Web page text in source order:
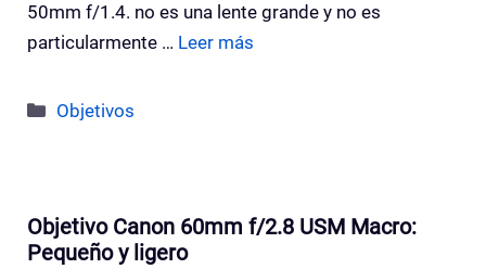
50mm f/1.4. no es una lente grande y no es
particularmente … Leer más
Categorías
Objetivos
Objetivo Canon 60mm f/2.8 USM Macro:
Pequeño y ligero